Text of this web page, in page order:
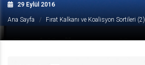
29 Eylül 2016
Ana Sayfa Fırat Kalkanı ve Koalisyon Sortileri (2)